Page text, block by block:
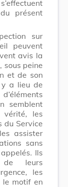
présent
sur
peuvent
avis la
sous peine
et de son
y a lieu de
semblent
les
du Service
assister
sans
Ils
de leurs
les
le motif en